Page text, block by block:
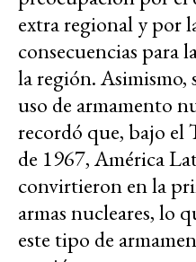
extra regional y por
consecuencias para
la región. Asimismo,
uso de armamento
recordó que, bajo el
de 1967, América
convirtieron en la
armas nucleares, lo
este tipo de